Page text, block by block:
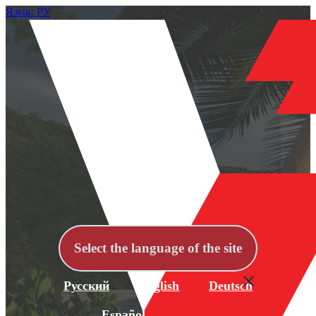
Язык: РУ
Select the language of the site
Русский English Deutsch